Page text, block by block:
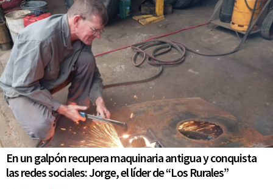
En un galpón recupera maquinaria antigua y conquista
las redes sociales: Jorge, el líder de “Los Rurales”